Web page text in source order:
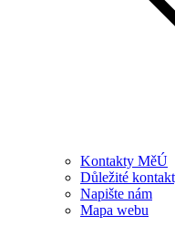
Kontakty MěÚ
Důležité
Napište nám
Mapa webu